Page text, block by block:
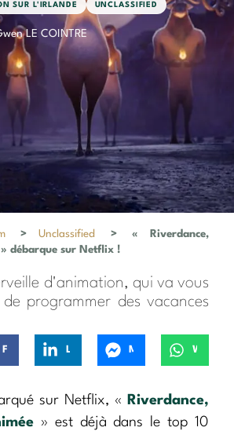
SUR L'IRLANDE UNCLASSIFIED
LE COINTRE
>Unclassified >
« Riverdance,
» débarque sur Netflix !
d'animation, qui va vous
programmer des vacances
sur Netflix, «
Riverdance,
» est déjà dans le top 10